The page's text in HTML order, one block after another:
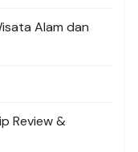
Alam dan
Review &